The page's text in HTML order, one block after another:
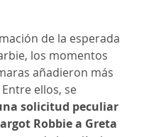
de la esperada
los momentos
añadieron más
ellos, se
solicitud peculiar
Robbie a Greta